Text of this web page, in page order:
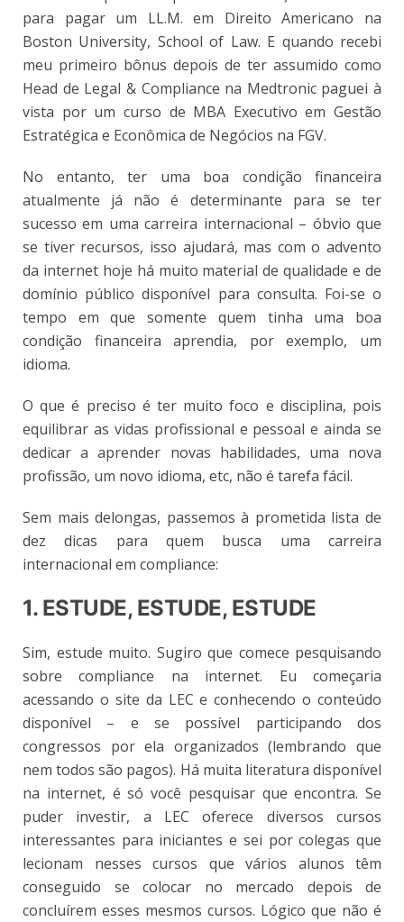
para pagar um LL.M. em Direito Americano na
Boston University, School of Law. E quando recebi
meu primeiro bônus depois de ter assumido como
Head de Legal & Compliance na Medtronic paguei à
vista por um curso de MBA Executivo em Gestão
Estratégica e Econômica de Negócios na FGV.
No entanto, ter uma boa condição financeira
atualmente já não é determinante para se ter
sucesso em uma carreira internacional – óbvio que
se tiver recursos, isso ajudará, mas com o advento
da internet hoje há muito material de qualidade e de
domínio público disponível para consulta. Foi-se o
tempo em que somente quem tinha uma boa
condição financeira aprendia, por exemplo, um
idioma.
O que é preciso é ter muito foco e disciplina, pois
equilibrar as vidas profissional e pessoal e ainda se
dedicar a aprender novas habilidades, uma nova
profissão, um novo idioma, etc, não é tarefa fácil.
Sem mais delongas, passemos à prometida lista de
dez dicas para quem busca uma carreira
internacional em compliance:
1. ESTUDE, ESTUDE, ESTUDE
Sim, estude muito. Sugiro que comece pesquisando
sobre compliance na internet. Eu começaria
acessando o site da LEC e conhecendo o conteúdo
disponível – e se possível participando dos
congressos por ela organizados (lembrando que
nem todos são pagos). Há muita literatura disponível
na internet, é só você pesquisar que encontra. Se
puder investir, a LEC oferece diversos cursos
interessantes para iniciantes e sei por colegas que
lecionam nesses cursos que vários alunos têm
conseguido se colocar no mercado depois de
concluírem esses mesmos cursos. Lógico que não é